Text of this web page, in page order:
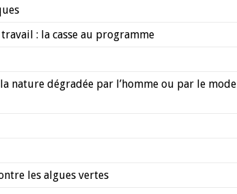
: la casse au programme
nature dégradée par l’homme ou par le mode
les algues vertes